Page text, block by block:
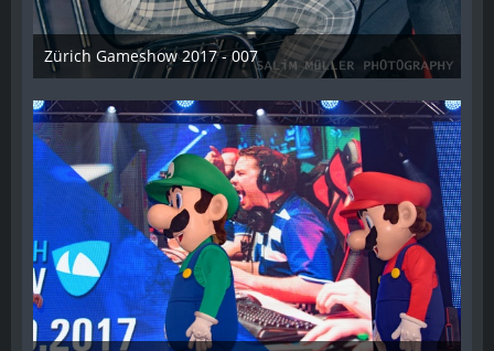
Zürich Gameshow 2017 - 007
28. Oktober 2017